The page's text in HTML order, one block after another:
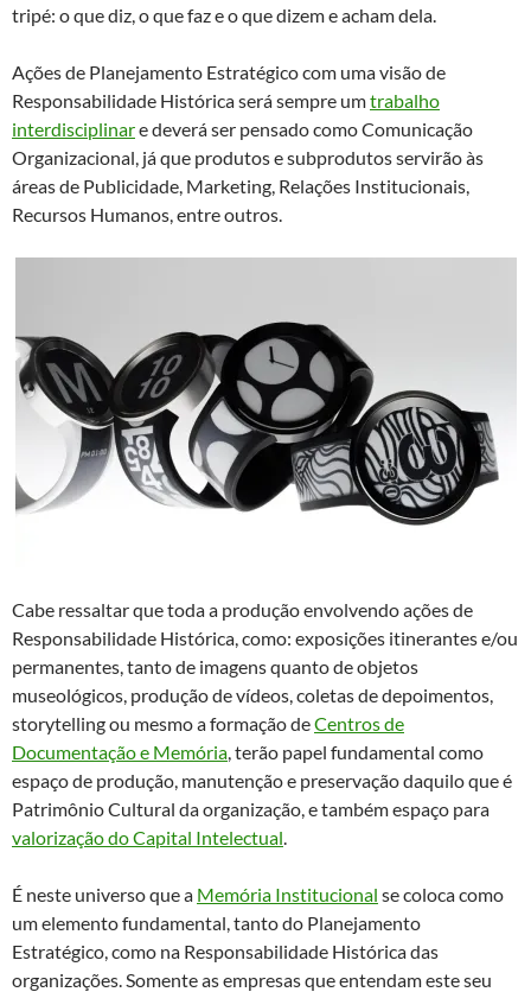
tripé: o que diz, o que faz e o que dizem e acham dela.
Ações de Planejamento Estratégico com uma visão de
Responsabilidade Histórica será sempre umtrabalho
interdisciplinare deverá ser pensado como Comunicação
Organizacional, já que produtos e subprodutos servirão às
áreas de Publicidade, Marketing, Relações Institucionais,
Recursos Humanos, entre outros.
Cabe ressaltar que toda a produção envolvendo ações de
Responsabilidade Histórica, como: exposições itinerantes e/ou
permanentes, tanto de imagens quanto de objetos
museológicos, produção de vídeos, coletas de depoimentos,
storytelling ou mesmo a formação deCentros de
Documentação e Memória , terão papel fundamental como
espaço de produção, manutenção e preservação daquilo que é
Patrimônio Cultural da organização, e também espaço para
valorização do Capital Intelectual
É neste universo que a Memória Institucional se coloca como
um elemento fundamental, tanto do Planejamento
Estratégico, como na Responsabilidade Histórica das
organizações. Somente as empresas que entendam este seu